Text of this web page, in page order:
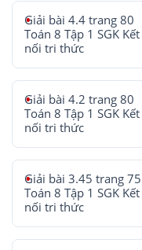
Giải bài 4.4 trang 80
Toán 8 Tập 1 SGK Kết
nối tri thức
Giải bài 4.2 trang 80
Toán 8 Tập 1 SGK Kết
nối tri thức
Giải bài 3.45 trang 75
Toán 8 Tập 1 SGK Kết
nối tri thức